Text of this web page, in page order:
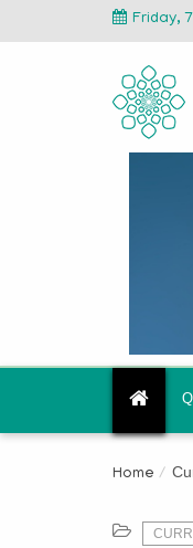
Friday,
Home